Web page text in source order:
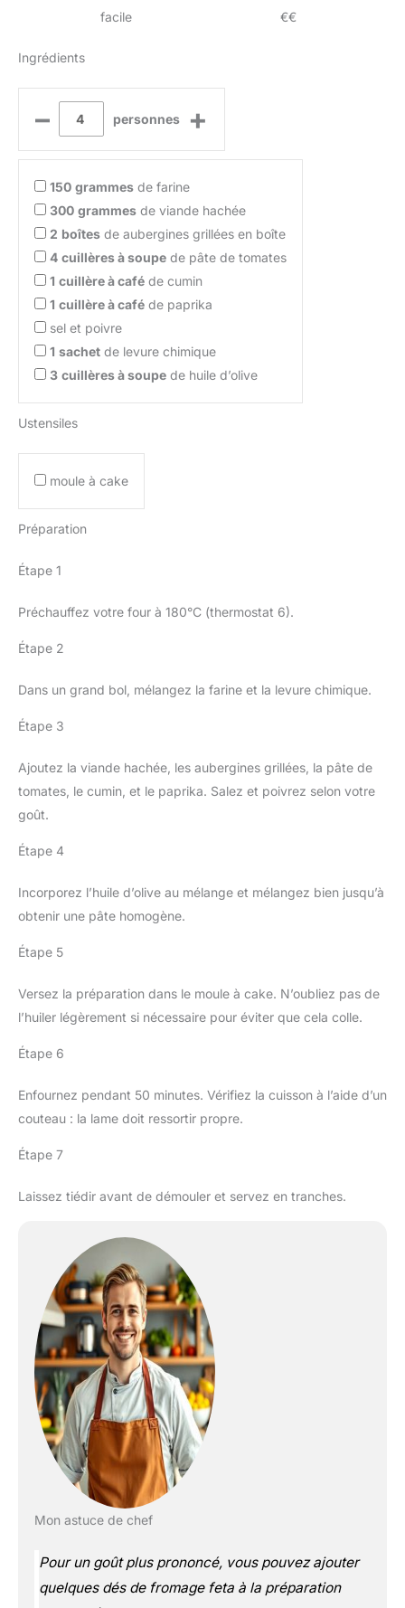
facile €€
Ingrédients
– personnes +
150 grammes de farine
300 grammes de viande hachée
2 boîtes de aubergines grillées en boîte
4 cuillères à soupe de pâte de tomates
1 cuillère à café de cumin
1 cuillère à café de paprika
sel et poivre
1 sachet de levure chimique
3 cuillères à soupe de huile d’olive
Ustensiles
moule à cake
Préparation
Étape 1
Préchauffez votre four à 180°C (thermostat 6).
Étape 2
Dans un grand bol, mélangez la farine et la levure chimique.
Étape 3
Ajoutez la viande hachée, les aubergines grillées, la pâte de
tomates, le cumin, et le paprika. Salez et poivrez selon votre
goût.
Étape 4
Incorporez l’huile d’olive au mélange et mélangez bien jusqu’à
obtenir une pâte homogène.
Étape 5
Versez la préparation dans le moule à cake. N’oubliez pas de
l’huiler légèrement si nécessaire pour éviter que cela colle.
Étape 6
Enfournez pendant 50 minutes. Vérifiez la cuisson à l’aide d’un
couteau : la lame doit ressortir propre.
Étape 7
Laissez tiédir avant de démouler et servez en tranches.
Mon astuce de chef
Pour un goût plus prononcé, vous pouvez ajouter
quelques dés de fromage feta à la préparation